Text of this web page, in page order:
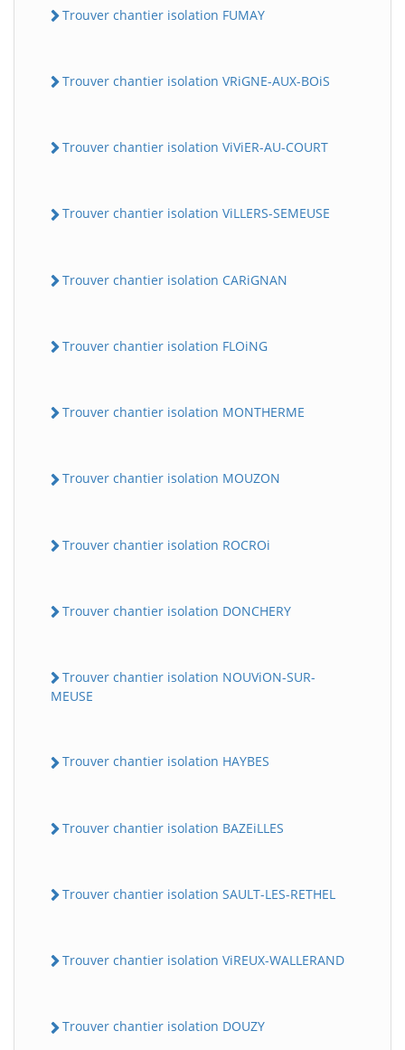
Trouver chantier isolation FUMAY
Trouver chantier isolation VRiGNE-AUX-BOiS
Trouver chantier isolation ViViER-AU-COURT
Trouver chantier isolation ViLLERS-SEMEUSE
Trouver chantier isolation CARiGNAN
Trouver chantier isolation FLOiNG
Trouver chantier isolation MONTHERME
Trouver chantier isolation MOUZON
Trouver chantier isolation ROCROi
Trouver chantier isolation DONCHERY
Trouver chantier isolation NOUViON-SUR-
MEUSE
Trouver chantier isolation HAYBES
Trouver chantier isolation BAZEiLLES
Trouver chantier isolation SAULT-LES-RETHEL
Trouver chantier isolation ViREUX-WALLERAND
Trouver chantier isolation DOUZY